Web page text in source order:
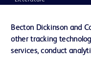
Notre entreprise
Éthique et conformité
Becton Dickinson and
other tracking
services, conduct